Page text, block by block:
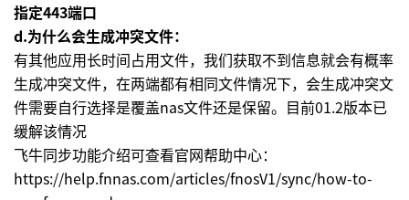
指定443端口
d.为什么会生成冲突文件：
有其他应用长时间占用文件，我们获取不到信息就会有概率
生成冲突文件，在两端都有相同文件情况下，会生成冲突文
件需要自行选择是覆盖nas文件还是保留。目前01.2版本已
缓解该情况
飞牛同步功能介绍可查看官网帮助中心：
https://help.fnnas.com/articles/fnosV1/sync/how-to-